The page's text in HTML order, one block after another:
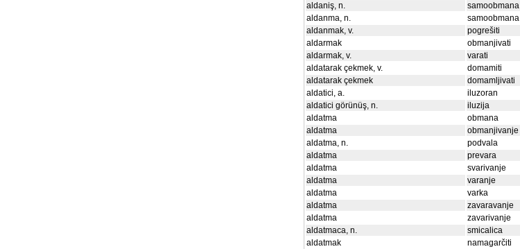
aldaniş, n.
samoobmana
aldanma, n.
samoobmana
aldanmak, v.
pogrešiti
aldarmak
obmanjivati
aldarmak, v.
varati
aldatarak çekmek, v.
domamiti
aldatarak çekmek
domamljivati
aldatici, a.
iluzoran
aldatici görünüş, n.
iluzija
aldatma
obmana
aldatma
obmanjivanje
aldatma, n.
podvala
aldatma
prevara
aldatma
svarivanje
aldatma
varanje
aldatma
varka
aldatma
zavaravanje
aldatma
zavarivanje
aldatmaca, n.
smicalica
aldatmak
namagarčiti